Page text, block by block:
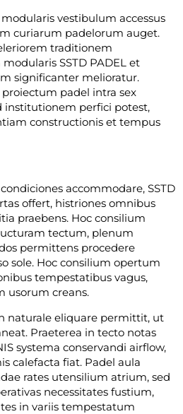
vestibulum accessus
curiarum padelorum auget.
traditionem
SSTD PADEL et
significanter melioratur.
padel intra sex
institutionem perfici potest,
constructionis et tempus
accommodare, SSTD
offert, histriones omnibus
praebens. Hoc consilium
tectum, plenum
permittens procedere
sole. Hoc consilium opertum
tempestatibus vagus,
usorum creans.
naturale eliquare permittit, ut
Praeterea in tecto notas
systema conservandi airflow,
calefacta fiat. Padel aula
rates utensilium atrium, sed
necessitates fustium,
in variis tempestatum